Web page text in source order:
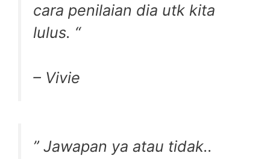
cara penilaian dia utk kita
lulus. “
– Vivie
” Jawapan ya atau tidak..